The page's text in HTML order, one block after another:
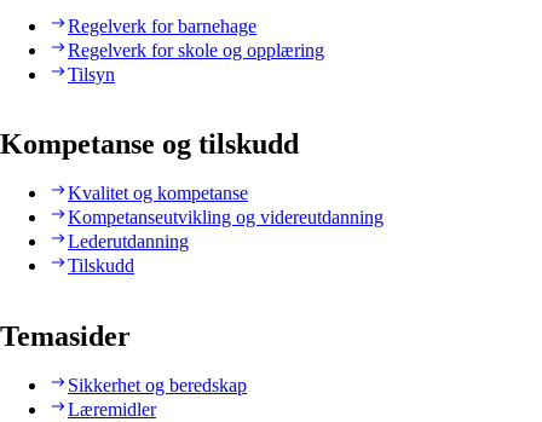
Regelverk for barnehage
Regelverk for skole og opplæring
Tilsyn
Kompetanse og tilskudd
Kvalitet og kompetanse
Kompetanseutvikling og videreutdanning
Lederutdanning
Tilskudd
Temasider
Sikkerhet og beredskap
Læremidler